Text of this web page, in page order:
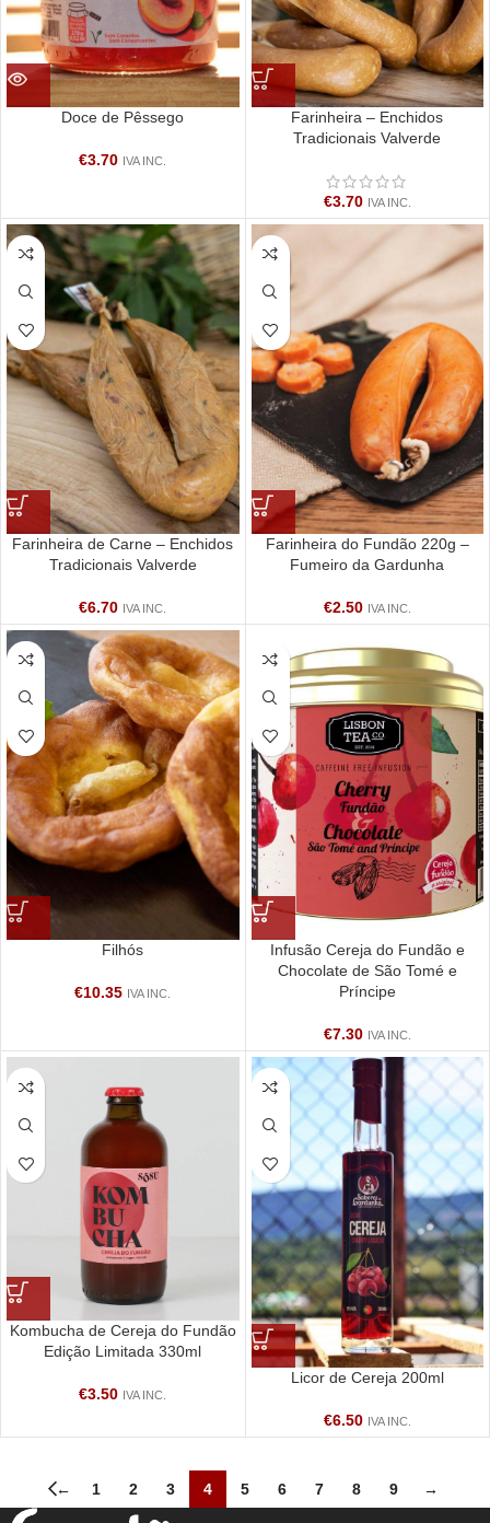
Doce de Pêssego
€3.70 IVA INC.
Farinheira – Enchidos
Tradicionais Valverde
€3.70 IVA INC.
Farinheira de Carne – Enchidos
Tradicionais Valverde
€6.70 IVA INC.
Farinheira do Fundão 220g –
Fumeiro da Gardunha
€2.50 IVA INC.
Filhós
€10.35 IVA INC.
Infusão Cereja do Fundão e
Chocolate de São Tomé e
Príncipe
€7.30 IVA INC.
Kombucha de Cereja do Fundão
Edição Limitada 330ml
€3.50 IVA INC.
Licor de Cereja 200ml
€6.50 IVA INC.
← 1 2 3 4 5 6 7 8 9 →